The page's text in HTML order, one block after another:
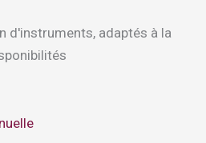
d'instruments, adaptés à la